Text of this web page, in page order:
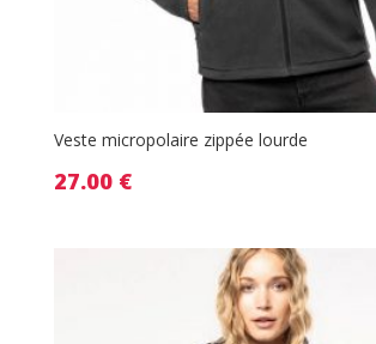
Veste micropolaire zippée lourde
27.00 €